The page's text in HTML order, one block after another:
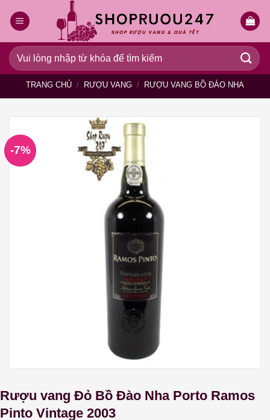
qua
dung
Tìm
kiếm:
TRANG CHỦ / RƯỢU VANG / RƯỢU VANG BỒ ĐÀO NHA
-7%
Rượu vang Đỏ Bồ Đào Nha Porto Ramos
Pinto Vintage 2003